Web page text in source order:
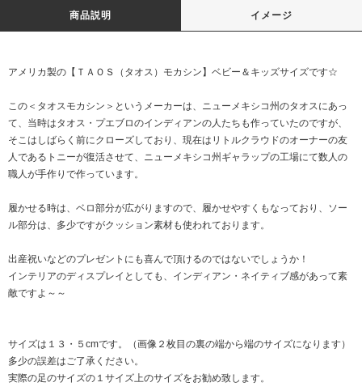
商品説明 イメージ
アメリカ製の【ＴＡＯＳ（タオス）モカシン】ベビー＆キッズサイズです☆
この＜タオスモカシン＞というメーカーは、ニューメキシコ州のタオスにあっ
て、当時はタオス・プエブロのインディアンの人たちも作っていたのですが、
そこはしばらく前にクローズしており、現在はリトルクラウドのオーナーの友
人であるトニーが復活させて、ニューメキシコ州ギャラップの工場にて数人の
職人が手作りで作っています。
履かせる時は、ベロ部分が広がりますので、履かせやすくもなっており、ソー
ル部分は、多少ですがクッション素材も使われております。
出産祝いなどのプレゼントにも喜んで頂けるのではないでしょうか！
インテリアのディスプレイとしても、インディアン・ネイティブ感があって素
敵ですよ～～
サイズは１３・５cmです。（画像２枚目の裏の端から端のサイズになります）
多少の誤差はご了承ください。
実際の足のサイズの１サイズ上のサイズをお勧め致します。